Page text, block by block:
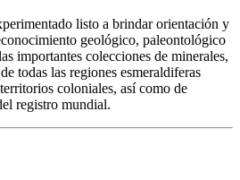
listo a brindar orientación y
geológico, paleontológico
importantes colecciones de minerales,
todas las regiones esmeraldiferas
coloniales, así como de
registro mundial.